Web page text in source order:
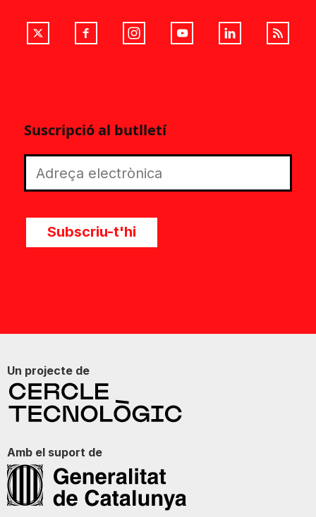
Suscripció al butlletí
Subscriu-t'hi
Un projecte de
Amb el suport de